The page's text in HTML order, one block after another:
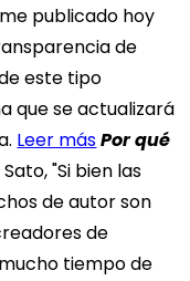
publicado hoy
de
este tipo
que se actualizará
Leer másPor qué
"Si bien las
de autor son
de
tiempo de